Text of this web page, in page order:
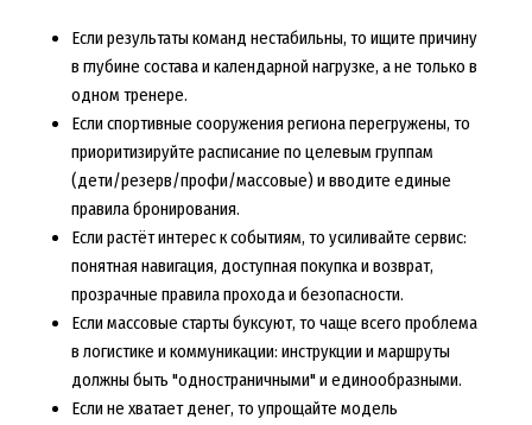
Если результаты команд нестабильны, то ищите причину
в глубине состава и календарной нагрузке, а не только в
одном тренере.
Если спортивные сооружения региона перегружены, то
приоритизируйте расписание по целевым группам
(дети/резерв/профи/массовые) и вводите единые
правила бронирования.
Если растёт интерес к событиям, то усиливайте сервис:
понятная навигация, доступная покупка и возврат,
прозрачные правила прохода и безопасности.
Если массовые старты буксуют, то чаще всего проблема
в логистике и коммуникации: инструкции и маршруты
должны быть "одностраничными" и единообразными.
Если не хватает денег, то упрощайте модель